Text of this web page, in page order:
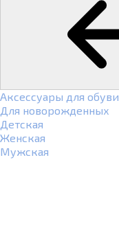
Аксессуары для обуви
Для новорожденных
Детская
Женская
Мужская